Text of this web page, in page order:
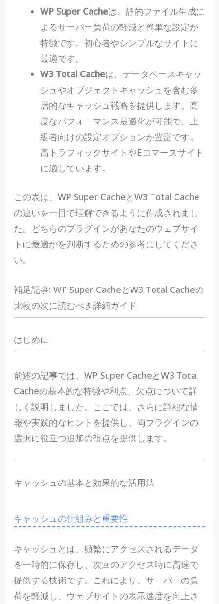
WP Super Cacheは、静的ファイル生成に
よるサーバー負荷の軽減と簡単な設定が
特徴です。初心者やシンプルなサイトに
最適です。
W3 Total Cacheは、データベースキャッ
シュやオブジェクトキャッシュを含む多
層的なキャッシュ戦略を提供します。高
度なパフォーマンス最適化が可能で、上
級者向けの設定オプションが豊富です。
高トラフィックサイトやEコマースサイト
に適しています。
この表は、WP Super CacheとW3 Total Cache
の違いを一目で理解できるように作成されまし
た。どちらのプラグインがあなたのウェブサイ
トに最適かを判断するための参考にしてくださ
い。
補足記事: WP Super CacheとW3 Total Cacheの
比較の次に読むべき詳細ガイド
はじめに
前述の記事では、WP Super CacheとW3 Total
Cacheの基本的な特徴や利点、欠点について詳
しく説明しました。ここでは、さらに詳細な情
報や実践的なヒントを提供し、両プラグインの
選択に役立つ追加の視点を提供します。
キャッシュの基本と効果的な活用法
キャッシュの仕組みと重要性
キャッシュとは、頻繁にアクセスされるデータ
を一時的に保存し、次回のアクセス時に高速で
提供する技術です。これにより、サーバーの負
荷を軽減し、ウェブサイトの表示速度を向上さ